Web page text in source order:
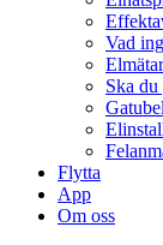
Vad
Ska du
Flytta
App
Om oss